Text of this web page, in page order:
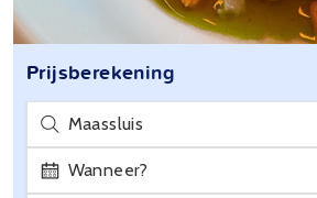
Prijsberekening
Maassluis
Wanneer?